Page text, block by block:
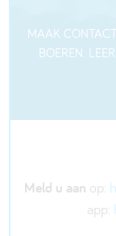
MAAK
BOEREN.
Meld u aan op:
app: